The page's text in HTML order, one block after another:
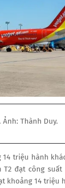
Ảnh: Thành Duy.
14 triệu hành
đạt công
khoảng 14 triệu